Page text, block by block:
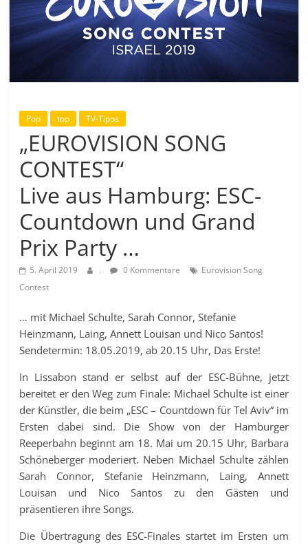
Pop top TV-Tipps
„EUROVISION SONG
CONTEST“
Live aus Hamburg: ESC-
Countdown und Grand
Prix Party …
5. April 2019 . 0 Kommentare
Eurovision Song
Contest
… mit Michael Schulte, Sarah Connor, Stefanie
Heinzmann, Laing, Annett Louisan und Nico Santos!
Sendetermin: 18.05.2019, ab 20.15 Uhr, Das Erste!
In Lissabon stand er selbst auf der ESC-Bühne, jetzt
bereitet er den Weg zum Finale: Michael Schulte ist einer
der Künstler, die beim „ESC – Countdown für Tel Aviv“ im
Ersten dabei sind. Die Show von der Hamburger
Reeperbahn beginnt am 18. Mai um 20.15 Uhr, Barbara
Schöneberger moderiert. Neben Michael Schulte zählen
Sarah Connor, Stefanie Heinzmann, Laing, Annett
Louisan und Nico Santos zu den Gästen und
präsentieren ihre Songs.
Die Übertragung des ESC-Finales startet im Ersten um